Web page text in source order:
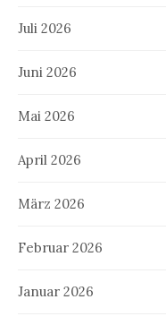
Juli 2026
Juni 2026
Mai 2026
April 2026
März 2026
Februar 2026
Januar 2026